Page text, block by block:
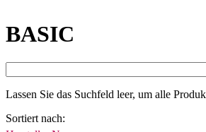
BASIC
Lassen Sie das Suchfeld leer, um alle
Sortiert nach